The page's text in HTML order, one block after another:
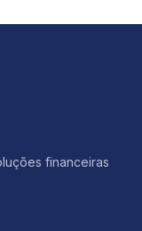
financeiras